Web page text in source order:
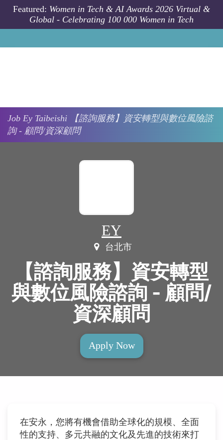
Skip to main content
Featured: Women in Tech & AI Awards 2026 Virtual &
Global - Celebrating 100 000 Women in Tech
Job Ey Taibeishi
【諮詢服務】資安轉型與數位風險諮
詢 - 顧問/資深顧問
EY
台北市
【諮詢服務】資安轉型
與數位風險諮詢 - 顧問/
資深顧問
Apply Now
在安永，您將有機會借助全球化的規模、全面
性的支持、多元共融的文化及先進的技術來打